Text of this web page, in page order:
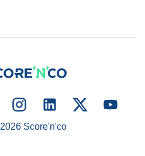
2026Score'n'co